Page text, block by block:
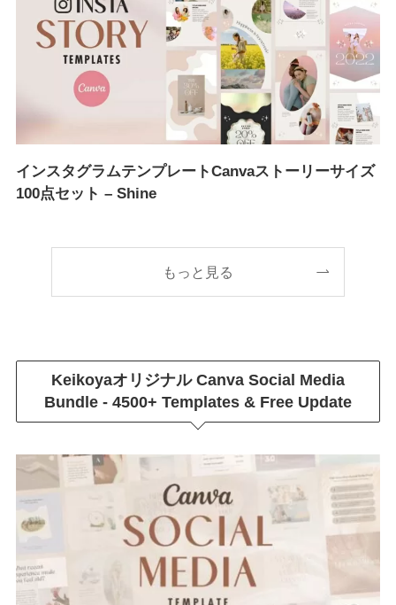
インスタグラムテンプレートCanvaストーリーサイズ
100点セット – Shine
もっと見る
Keikoyaオリジナル Canva Social Media
Bundle - 4500+ Templates & Free Update